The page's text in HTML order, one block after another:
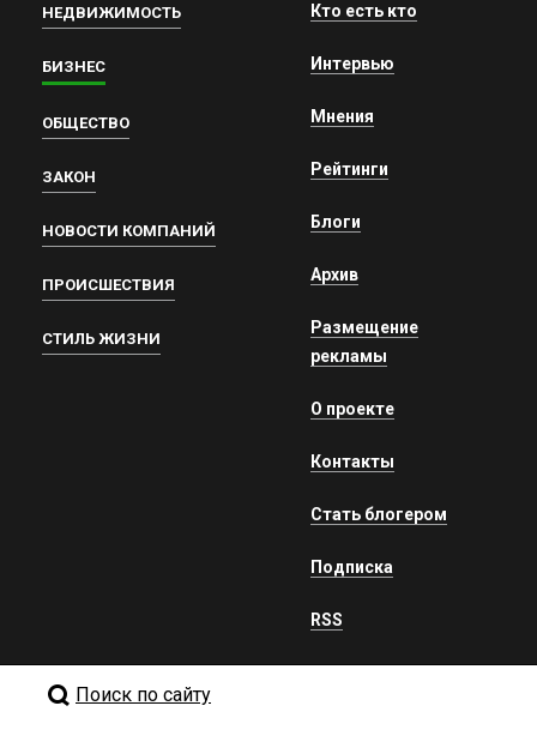
НЕДВИЖИМОСТЬ
БИЗНЕС
ОБЩЕСТВО
ЗАКОН
НОВОСТИ КОМПАНИЙ
ПРОИСШЕСТВИЯ
СТИЛЬ ЖИЗНИ
Кто есть кто
Интервью
Мнения
Рейтинги
Блоги
Архив
Размещение
рекламы
О проекте
Контакты
Стать блогером
Подписка
RSS
Поиск по сайту